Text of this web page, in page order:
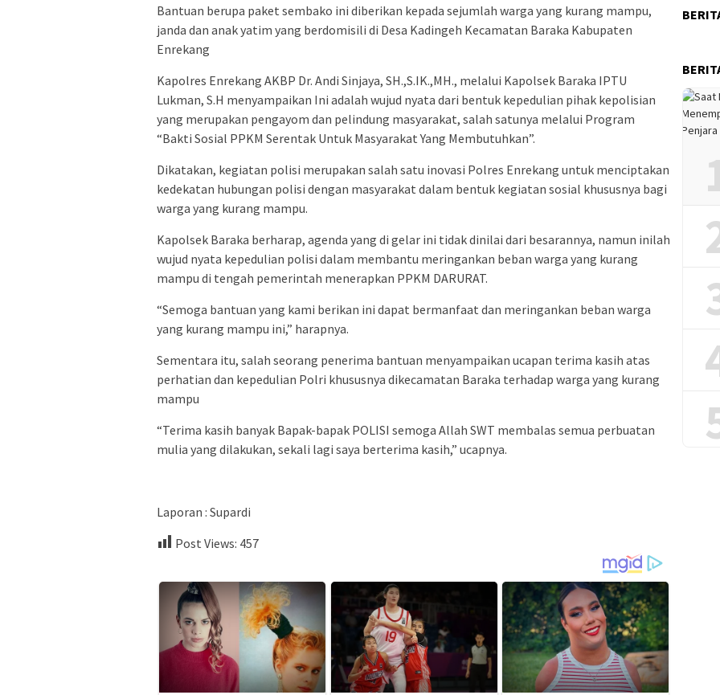
Bantuan berupa paket sembako ini diberikan kepada sejumlah warga yang kurang mampu,
janda dan anak yatim yang berdomisili di Desa Kadingeh Kecamatan Baraka Kabupaten
Enrekang
Kapolres Enrekang AKBP Dr. Andi Sinjaya, SH.,S.IK.,MH., melalui Kapolsek Baraka IPTU
Lukman, S.H menyampaikan Ini adalah wujud nyata dari bentuk kepedulian pihak kepolisian
yang merupakan pengayom dan pelindung masyarakat, salah satunya melalui Program
“Bakti Sosial PPKM Serentak Untuk Masyarakat Yang Membutuhkan”.
Dikatakan, kegiatan polisi merupakan salah satu inovasi Polres Enrekang untuk menciptakan
kedekatan hubungan polisi dengan masyarakat dalam bentuk kegiatan sosial khususnya bagi
warga yang kurang mampu.
Kapolsek Baraka berharap, agenda yang di gelar ini tidak dinilai dari besarannya, namun inilah
wujud nyata kepedulian polisi dalam membantu meringankan beban warga yang kurang
mampu di tengah pemerintah menerapkan PPKM DARURAT.
“Semoga bantuan yang kami berikan ini dapat bermanfaat dan meringankan beban warga
yang kurang mampu ini,” harapnya.
Sementara itu, salah seorang penerima bantuan menyampaikan ucapan terima kasih atas
perhatian dan kepedulian Polri khususnya dikecamatan Baraka terhadap warga yang kurang
mampu
“Terima kasih banyak Bapak-bapak POLISI semoga Allah SWT membalas semua perbuatan
mulia yang dilakukan, sekali lagi saya berterima kasih,” ucapnya.
Laporan : Supardi
Post Views: 457